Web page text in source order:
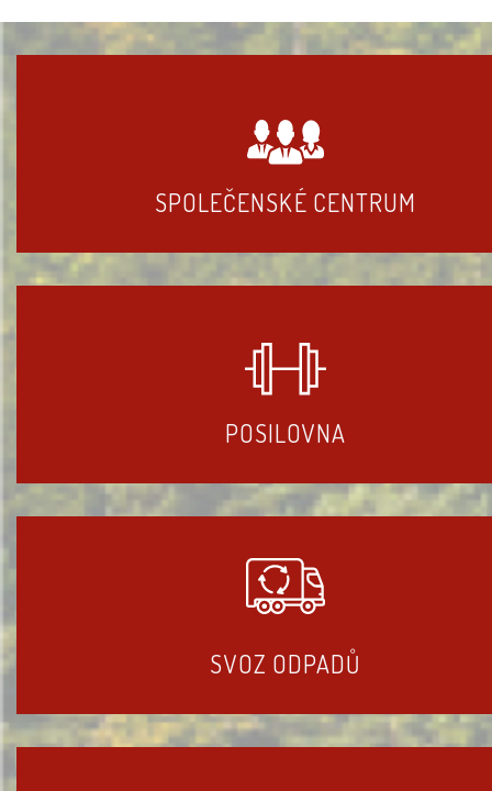
SPOLEČENSKÉ CENTRUM
POSILOVNA
SVOZ ODPADŮ